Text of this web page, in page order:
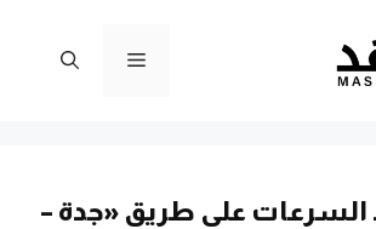
القائمة
السرعات على طريق «جدة –